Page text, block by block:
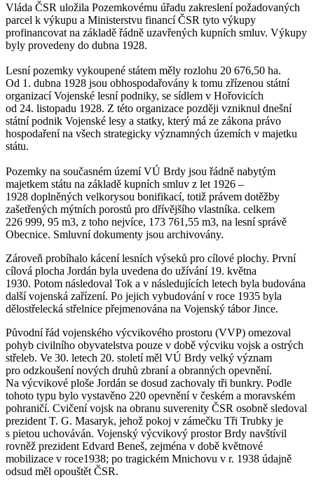
Vláda ČSR uložila Pozemkovému úřadu zakreslení požadovaných
parcel k výkupu a Ministerstvu financí ČSR tyto výkupy
profinancovat na základě řádně uzavřených kupních smluv. Výkupy
byly provedeny do dubna 1928.
Lesní pozemky vykoupené státem měly rozlohu 20 676,50 ha.
Od 1. dubna 1928 jsou obhospodařovány k tomu zřízenou státní
organizací Vojenské lesní podniky, se sídlem v Hořovicích
od 24. listopadu 1928. Z této organizace později vzniknul dnešní
státní podnik Vojenské lesy a statky, který má ze zákona právo
hospodaření na všech strategicky významných územích v majetku
státu.
Pozemky na současném území VÚ Brdy jsou řádně nabytým
majetkem státu na základě kupních smluv z let 1926 –
1928 doplněných velkorysou bonifikací, totiž právem dotěžby
zašetřených mýtních porostů pro dřívějšího vlastníka. celkem
226 999, 95 m3, z toho nejvíce, 173 761,55 m3, na lesní správě
Obecnice. Smluvní dokumenty jsou archivovány.
Zároveň probíhalo kácení lesních výseků pro cílové plochy. První
cílová plocha Jordán byla uvedena do užívání 19. května
1930. Potom následoval Tok a v následujících letech byla budována
další vojenská zařízení. Po jejich vybudování v roce 1935 byla
dělostřelecká střelnice přejmenována na Vojenský tábor Jince.
Původní řád vojenského výcvikového prostoru (VVP) omezoval
pohyb civilního obyvatelstva pouze v době výcviku vojsk a ostrých
střeleb. Ve 30. letech 20. století měl VÚ Brdy velký význam
pro odzkoušení nových druhů zbraní a obranných opevnění.
Na výcvikové ploše Jordán se dosud zachovaly tři bunkry. Podle
tohoto typu bylo vystavěno 220 opevnění v českém a moravském
pohraničí. Cvičení vojsk na obranu suverenity ČSR osobně sledoval
prezident T. G. Masaryk, jehož pokoj v zámečku Tři Trubky je
s pietou uchováván. Vojenský výcvikový prostor Brdy navštívil
rovněž prezident Edvard Beneš, zejména v době květnové
mobilizace v roce1938; po tragickém Mnichovu v r. 1938 údajně
odsud měl opouštět ČSR.